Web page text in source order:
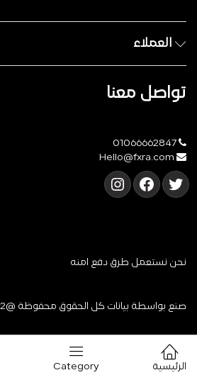
العملاء
تواصل معنا
تويترفيسبوكإنستجرام
صنع بواسطة بيانات كل الحقوق محفوظة @2022
نحن نستعمل طرق دفع آمنه
الرئيسية Category